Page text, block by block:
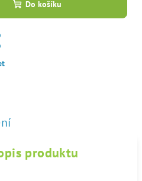
Do košíku
produktu